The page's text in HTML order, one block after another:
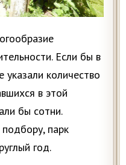
Если бы в
указали количество
в этой
бы сотни.
парк
год.